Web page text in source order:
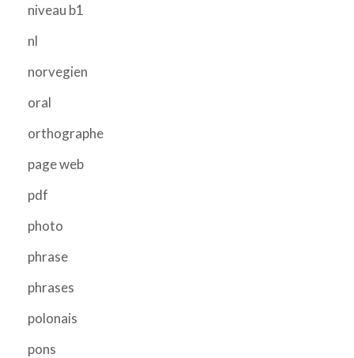
niveau b1
nl
norvegien
oral
orthographe
page web
pdf
photo
phrase
phrases
polonais
pons